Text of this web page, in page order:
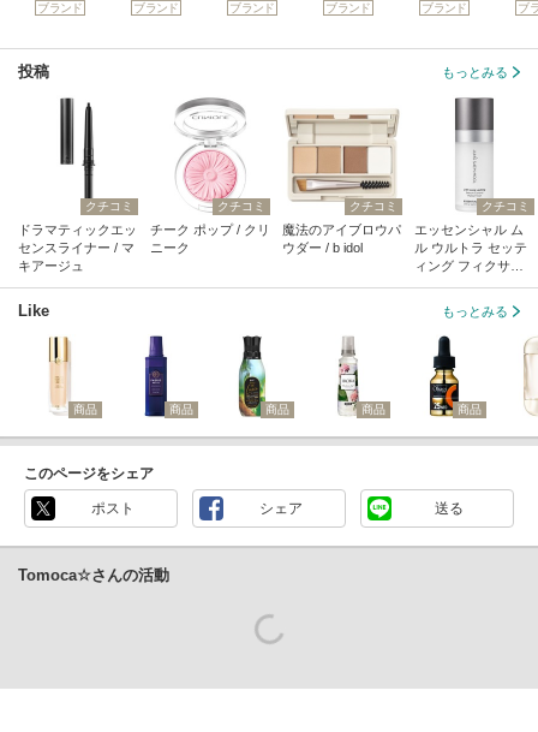
ブランド ブランド ブランド ブランド ブランド ブ
投稿 もっとみる
クチコミ
ドラマティックエッ
センスライナー / マ
キアージュ
クチコミ
チーク ポップ / クリ
ニーク
クチコミ
魔法のアイブロウパ
ウダー / b idol
クチコミ
エッセンシャル ム
ル ウルトラ セッテ
ィング フィクサー /
Like もっとみる
商品 商品 商品 商品 商品
このページをシェア
ポスト シェア 送る
Tomoca☆さんの活動